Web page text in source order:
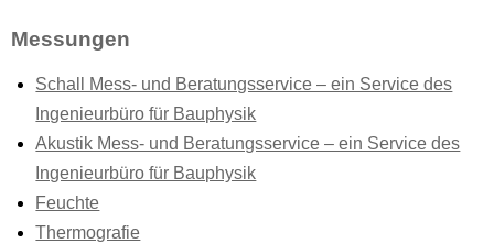
Messungen
Schall Mess- und Beratungsservice – ein Service des
Ingenieurbüro für Bauphysik
Akustik Mess- und Beratungsservice – ein Service des
Ingenieurbüro für Bauphysik
Feuchte
Thermografie